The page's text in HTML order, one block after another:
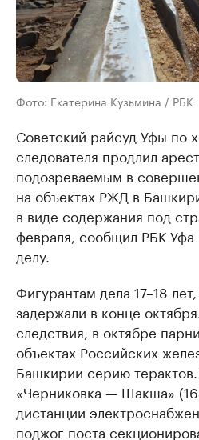
Фото: Екатерина Кузьмина / РБК
Советский райсуд Уфы по
следователя продлил
подозреваемым в
на объектах РЖД в
в виде содержания под
февраля, сообщил РБК Уфа
делу.
Фигурантам дела 17–18
задержали в конце
следствия, в октябре
объектах Российских
Башкирии серию
«Черниковка — Шакша»
дистанции
поджог поста